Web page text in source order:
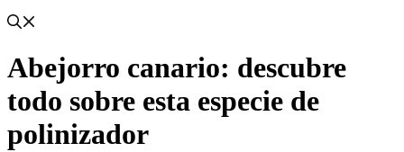
Abejorro canario: descubre
todo sobre esta especie de
polinizador